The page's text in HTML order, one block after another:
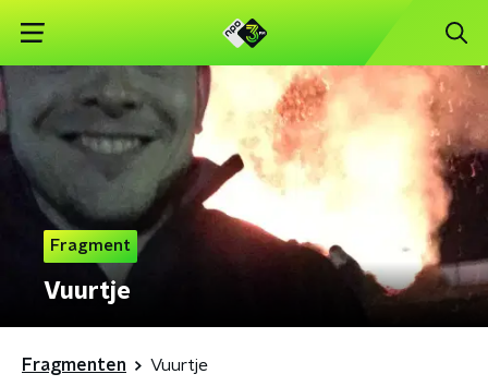
Fragment
Vuurtje
Fragmenten Vuurtje